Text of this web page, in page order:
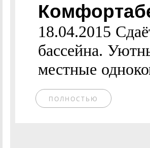
18.04.2015
бассейна.
местные
ПОЛНОСТЬЮ